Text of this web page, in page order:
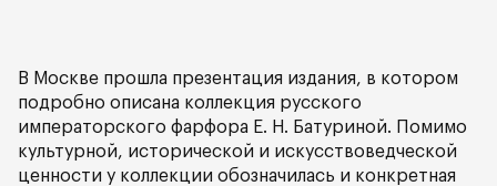
В Москве прошла презентация издания, в котором
подробно описана коллекция русского
императорского фарфора Е. Н. Батуриной. Помимо
культурной, исторической и искусствоведческой
ценности у коллекции обозначилась и конкретная